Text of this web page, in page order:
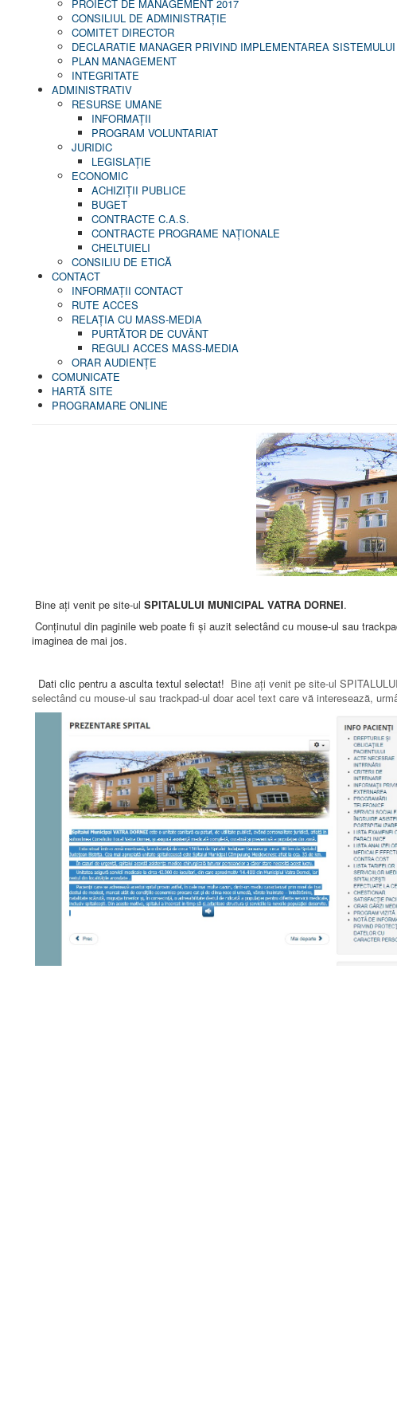
PROIECT DE MANAGEMENT 2017
CONSILIUL DE ADMINISTRAŢIE
COMITET DIRECTOR
DECLARATIE MANAGER PRIVIND IMPLEMENTAREA
PLAN MANAGEMENT
INTEGRITATE
ADMINISTRATIV
RESURSE UMANE
INFORMAŢII
PROGRAM VOLUNTARIAT
JURIDIC
LEGISLAȚIE
ECONOMIC
ACHIZIŢII PUBLICE
BUGET
CONTRACTE C.A.S.
CONTRACTE PROGRAME NAȚIONALE
CHELTUIELI
CONSILIU DE ETICĂ
CONTACT
INFORMAŢII CONTACT
RUTE ACCES
RELAȚIA CU MASS-MEDIA
PURTĂTOR DE CUVÂNT
REGULI ACCES MASS-MEDIA
ORAR AUDIENŢE
COMUNICATE
HARTĂ SITE
PROGRAMARE ONLINE
Bine aţi venit pe site-ul SPITALULUI MUNICIPAL VATRA DORNEI.
Conţinutul din paginile web poate fi şi auzit selectând cu mouse-ul sau
imaginea de mai jos.
Dati clic pentru a asculta textul selectat! Bine aţi venit pe site-ul
selectând cu mouse-ul sau trackpad-ul doar acel text care vă interesează,